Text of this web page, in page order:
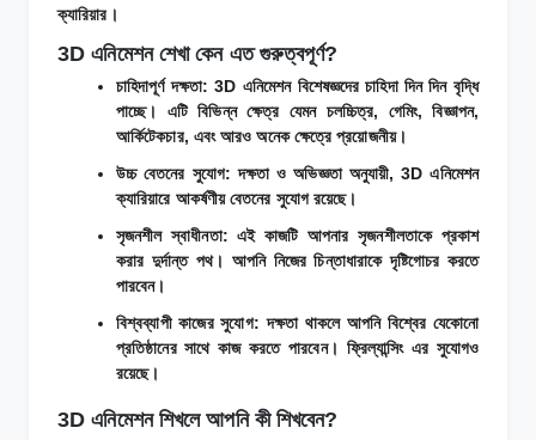
ক্যারিয়ার।
3D এনিমেশন শেখা কেন এত গুরুত্বপূর্ণ?
চাহিদাপূর্ণ দক্ষতা: 3D এনিমেশন বিশেষজ্ঞদের চাহিদা দিন দিন বৃদ্ধি
পাচ্ছে। এটি বিভিন্ন ক্ষেত্র যেমন চলচ্চিত্র, গেমিং, বিজ্ঞাপন,
আর্কিটেকচার, এবং আরও অনেক ক্ষেত্রে প্রয়োজনীয়।
উচ্চ বেতনের সুযোগ: দক্ষতা ও অভিজ্ঞতা অনুযায়ী, 3D এনিমেশন
ক্যারিয়ারে আকর্ষণীয় বেতনের সুযোগ রয়েছে।
সৃজনশীল স্বাধীনতা: এই কাজটি আপনার সৃজনশীলতাকে প্রকাশ
করার দুর্দান্ত পথ। আপনি নিজের চিন্তাধারাকে দৃষ্টিগোচর করতে
পারবেন।
বিশ্বব্যাপী কাজের সুযোগ: দক্ষতা থাকলে আপনি বিশ্বের যেকোনো
প্রতিষ্ঠানের সাথে কাজ করতে পারবেন। ফ্রিল্যান্সিং এর সুযোগও
রয়েছে।
3D এনিমেশন শিখলে আপনি কী শিখবেন?